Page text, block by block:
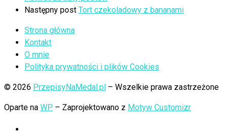
Następny post Tort czekoladowy z bananami
Strona główna
Kontakt
O mnie
Polityka prywatności i plików Cookies
© 2026 PrzepisyNaMedal.pl – Wszelkie prawa zastrzeżone
Oparte na WP – Zaprojektowano z Motyw Customizr